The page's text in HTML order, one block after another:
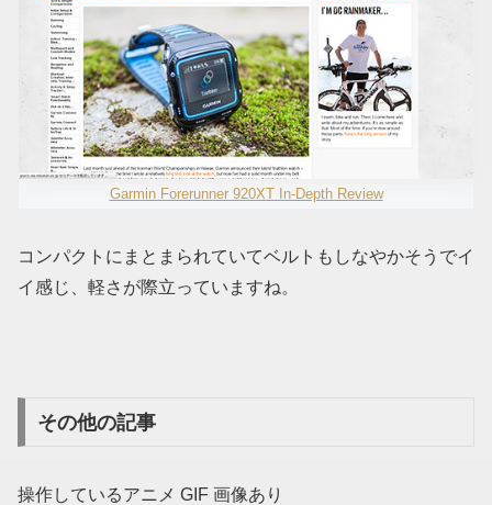
Garmin Forerunner 920XT In-Depth Review
コンパクトにまとまられていてベルトもしなやかそうでイ
イ感じ、軽さが際立っていますね。
その他の記事
操作しているアニメ GIF 画像あり